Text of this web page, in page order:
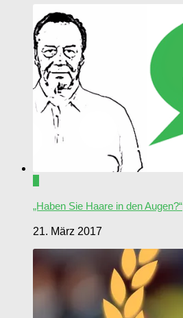
„Haben Sie Haare in den Augen?“
21. März 2017